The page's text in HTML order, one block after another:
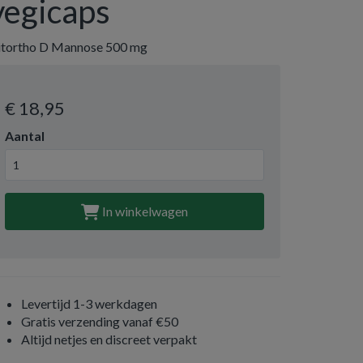
D Mannose 500 mg
€ 18,95
Aantal
In winkelwagen
Levertijd 1-3 werkdagen
Gratis verzending vanaf €50
Altijd netjes en discreet verpakt